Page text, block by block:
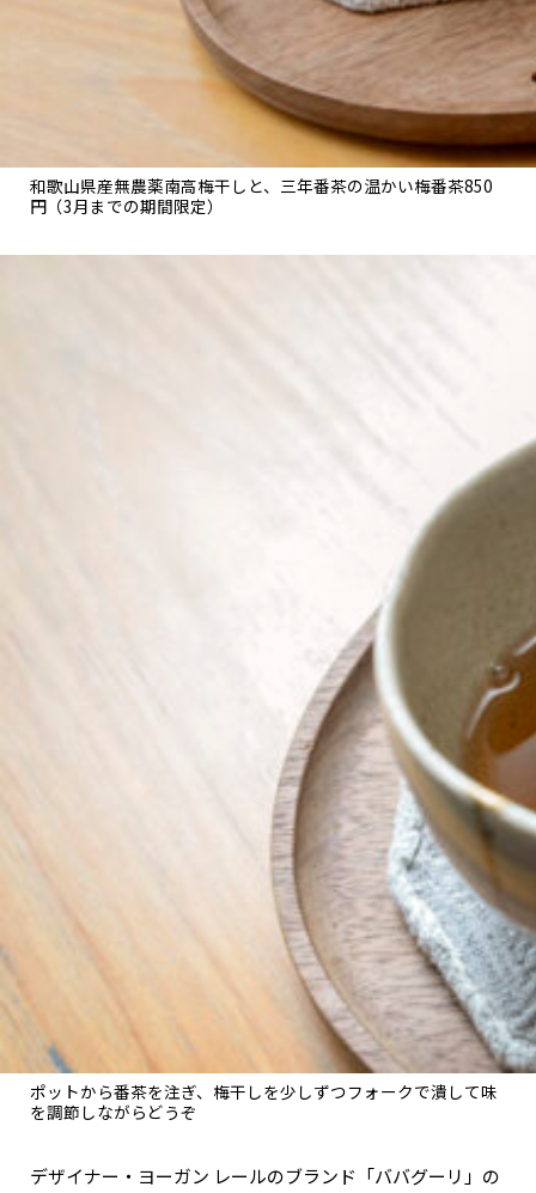
おすすめの本
紹介します。
おすすめのイベント
和歌山県産無農薬南高梅干しと、三年番茶の温かい梅番茶850
円（3月までの期間限定）
ポットから番茶を注ぎ、梅干しを少しずつフォークで潰して味
を調節しながらどうぞ
デザイナー・ヨーガン レールのブランド「ババグーリ」の